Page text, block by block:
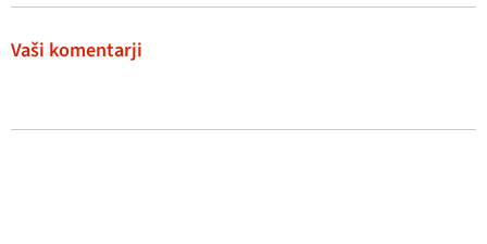
Vaši komentarji